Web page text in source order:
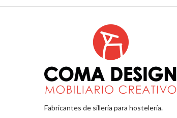
Fabricantes de sillería para hostelería.